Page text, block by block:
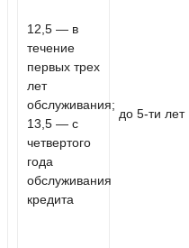
12,5 — в
течение
первых трех
лет
обслуживания;
13,5 — с
четвертого
года
обслуживания
кредита
до 5-ти лет